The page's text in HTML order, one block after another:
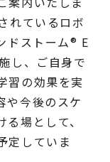
れているロボ
ドストーム® E
し、ご自身で
習の効果を実
や今後のスケ
場として、
定していま